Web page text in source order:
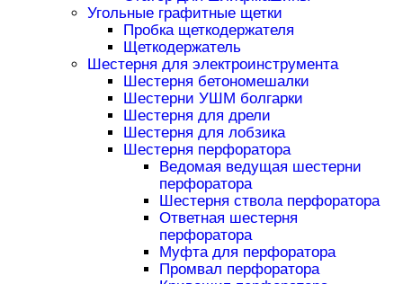
Угольные графитные щетки
Пробка щеткодержателя
Щеткодержатель
Шестерня для электроинструмента
Шестерня бетономешалки
Шестерни УШМ болгарки
Шестерня для дрели
Шестерня для лобзика
Шестерня перфоратора
Ведомая ведущая шестерни
перфоратора
Шестерня ствола перфоратора
Ответная шестерня
перфоратора
Муфта для перфоратора
Промвал перфоратора